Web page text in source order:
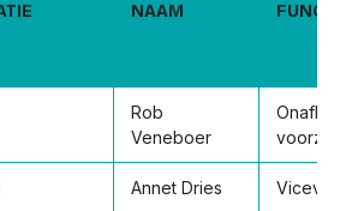
NAAM
Rob
Veneboer
Annet Dries